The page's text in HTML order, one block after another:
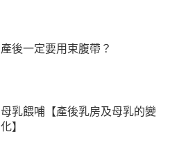
產後一定要用束腹帶？
母乳餵哺【產後乳房及母乳的變
化】